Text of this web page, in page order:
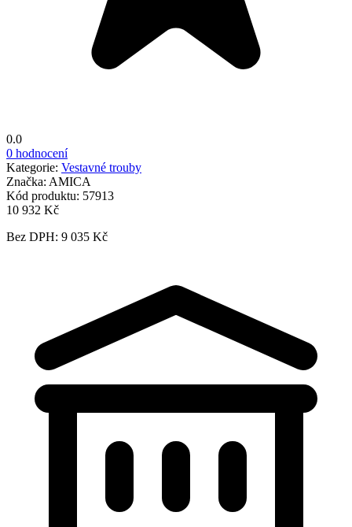
0.0
0 hodnocení
Kategorie: Vestavné trouby
Značka: AMICA
Kód produktu: 57913
10 932 Kč
Bez DPH: 9 035 Kč